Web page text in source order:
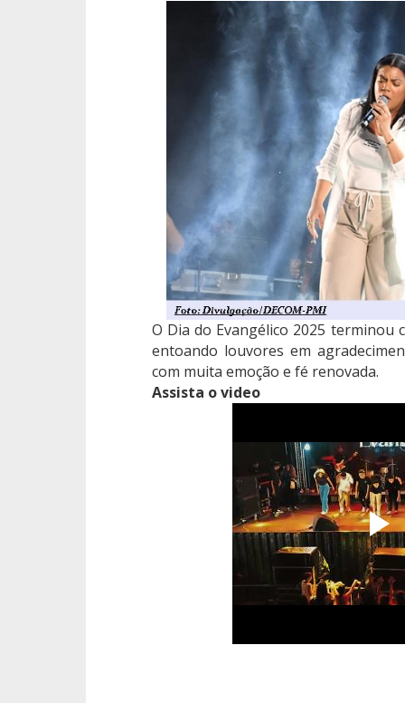
O Dia do Evangélico 2025 terminou
entoando louvores em
com muita emoção e fé renovada.
Assista o video